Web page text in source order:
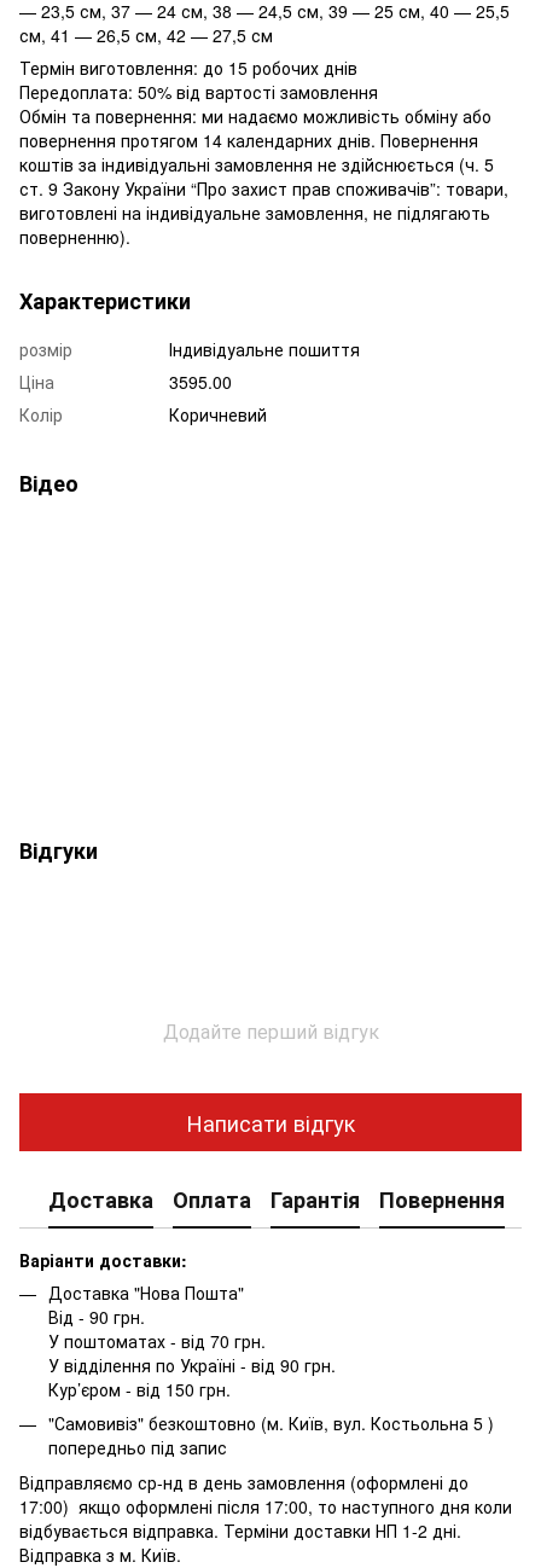
— 23,5 см, 37 — 24 см, 38 — 24,5 см, 39 — 25 см, 40 — 25,5
см, 41 — 26,5 см, 42 — 27,5 см
Термін виготовлення: до 15 робочих днів
Передоплата: 50% від вартості замовлення
Обмін та повернення: ми надаємо можливість обміну або
повернення протягом 14 календарних днів. Повернення
коштів за індивідуальні замовлення не здійснюється (ч. 5
ст. 9 Закону України “Про захист прав споживачів”: товари,
виготовлені на індивідуальне замовлення, не підлягають
поверненню).
Характеристики
розмір
Індивідуальне пошиття
Ціна
3595.00
Колір
Коричневий
Відео
Відгуки
Додайте перший відгук
Написати відгук
Доставка Оплата Гарантія Повернення
Варіанти доставки:
Доставка "Нова Пошта"
Від - 90 грн.
У поштоматах - від 70 грн.
У відділення по Україні - від 90 грн.
Кур’єром - від 150 грн.
"Самовивіз" безкоштовно (м. Київ, вул. Костьольна 5 )
попередньо під запис
Відправляємо ср-нд в день замовлення (оформлені до
17:00) якщо оформлені після 17:00, то наступного дня коли
відбувається відправка. Терміни доставки НП 1-2 дні.
Відправка з м. Київ.